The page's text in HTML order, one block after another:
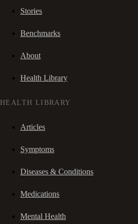
Stories
Benchmarks
About
Health Library
HEALTH LIBRARY
Articles
Symptoms
Diseases & Conditions
Medications
Mental Health